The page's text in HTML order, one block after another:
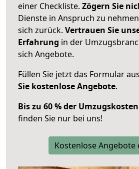
einer Checkliste. Zögern Sie
Dienste in Anspruch zu
sich zurück. Vertrauen Sie
Erfahrung in der
sich Angebote.
Füllen Sie jetzt das Formular
Sie kostenlose Angebote.
Bis zu 60 % der
finden Sie nur bei uns!
Kostenlose Angebote